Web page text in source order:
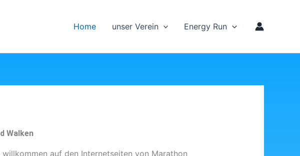
Home unser Verein Energy Run
Walken
willkommen auf den Internetseiten von Marathon